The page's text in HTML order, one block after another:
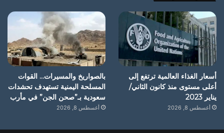
أسعار الغذاء العالمية ترتفع إلى
أعلى مستوى منذ كانون الثاني/
يناير 2023
أغسطس 8, 2026
بالصواريخ والمسيرات… القوات
المسلحة اليمنية تستهدف تحشدات
سعودية بـ”صحن الجن” في مأرب
أغسطس 8, 2026